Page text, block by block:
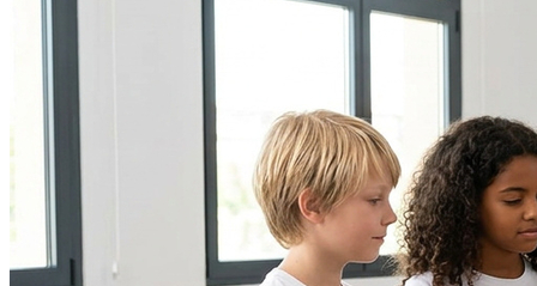
Internacional